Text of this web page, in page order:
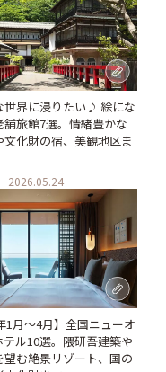
世界に浸りたい♪ 絵にな
舗旅館7選。情緒豊かな
文化財の宿、美観地区ま
2026.05.24
1月～4月】全国ニューオ
テル10選。隈研吾建築や
望む絶景リゾート、国の